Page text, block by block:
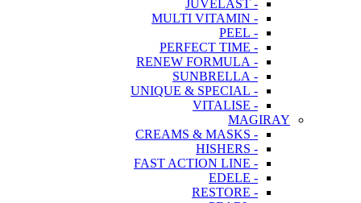
- JUVELAST
- MULTI VITAMIN
- PEEL
- PERFECT TIME
- RENEW FORMULA
- SUNBRELLA
- UNIQUE & SPECIAL
- VITALISE
MAGIRAY
- CREAMS & MASKS
- HISHERS
- FAST ACTION LINE
- EDELE
- RESTORE